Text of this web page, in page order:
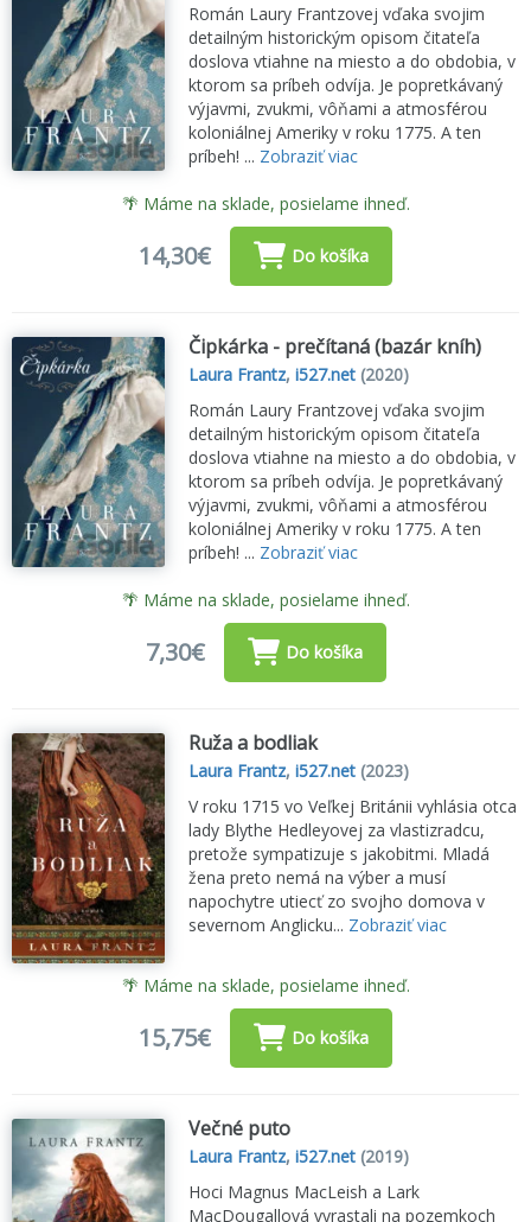
Román Laury Frantzovej vďaka svojim
detailným historickým opisom čitateľa
doslova vtiahne na miesto a do obdobia, v
ktorom sa príbeh odvíja. Je popretkávaný
výjavmi, zvukmi, vôňami a atmosférou
koloniálnej Ameriky v roku 1775. A ten
príbeh! ... Zobraziť viac
🌴 Máme na sklade, posielame ihneď.
14,30€ Do košíka
Čipkárka - prečítaná (bazár kníh)
Laura Frantz,i527.net (2020)
Román Laury Frantzovej vďaka svojim
detailným historickým opisom čitateľa
doslova vtiahne na miesto a do obdobia, v
ktorom sa príbeh odvíja. Je popretkávaný
výjavmi, zvukmi, vôňami a atmosférou
koloniálnej Ameriky v roku 1775. A ten
príbeh! ... Zobraziť viac
🌴 Máme na sklade, posielame ihneď.
7,30€ Do košíka
Ruža a bodliak
Laura Frantz,i527.net (2023)
V roku 1715 vo Veľkej Británii vyhlásia otca
lady Blythe Hedleyovej za vlastizradcu,
pretože sympatizuje s jakobitmi. Mladá
žena preto nemá na výber a musí
napochytre utiecť zo svojho domova v
severnom Anglicku... Zobraziť viac
🌴 Máme na sklade, posielame ihneď.
15,75€ Do košíka
Večné puto
Laura Frantz,i527.net (2019)
Hoci Magnus MacLeish a Lark
MacDougallová vyrastali na pozemkoch